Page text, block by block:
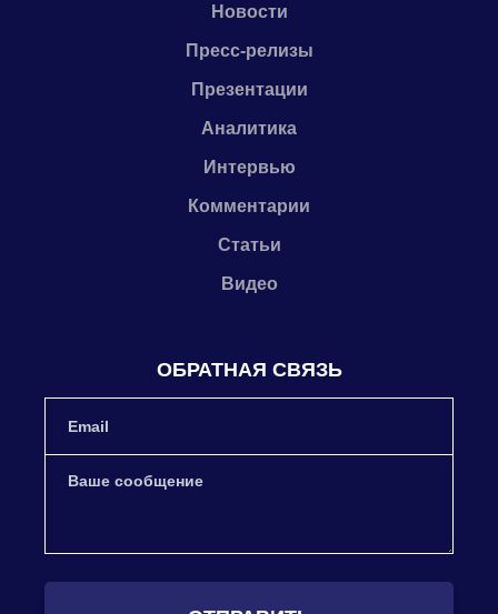
Новости
Пресс-релизы
Презентации
Аналитика
Интервью
Комментарии
Статьи
Видео
ОБРАТНАЯ СВЯЗЬ